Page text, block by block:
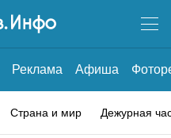
Реклама Афиша
Страна и мир Дежурная